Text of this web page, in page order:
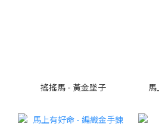
搖搖馬 - 黃金墜子